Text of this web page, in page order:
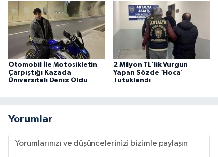
Otomobil İle Motosikletin
Çarpıştığı Kazada
Üniversiteli Deniz Öldü
2 Milyon TL'lik Vurgun
Yapan Sözde ‘Hoca’
Tutuklandı
Yorumlar